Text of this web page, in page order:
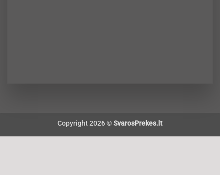
Copyright 2026 ©SvarosPrekes.lt